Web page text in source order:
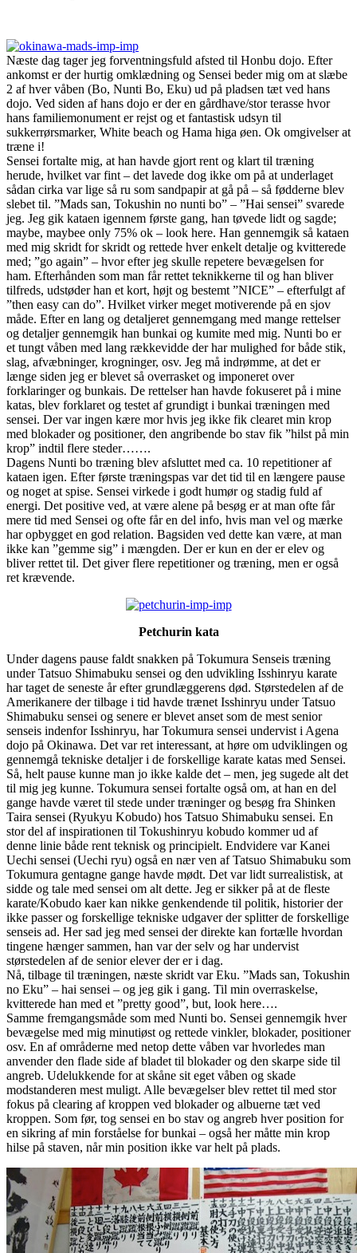
Næste dag tager jeg forventningsfuld afsted til Honbu dojo. Efter
ankomst er der hurtig omklædning og Sensei beder mig om at slæbe
2 af hver våben (Bo, Nunti Bo, Eku) ud på pladsen tæt ved hans
dojo. Ved siden af hans dojo er der en gårdhave/stor terasse hvor
hans familiemonument er rejst og et fantastisk udsyn til
sukkerrørsmarker, White beach og Hama higa øen. Ok omgivelser at
træne i!
Sensei fortalte mig, at han havde gjort rent og klart til træning
herude, hvilket var fint – det lavede dog ikke om på at underlaget
sådan cirka var lige så ru som sandpapir at gå på – så fødderne blev
slebet til. ”Mads san, Tokushin no nunti bo” – ”Hai sensei” svarede
jeg. Jeg gik kataen igennem første gang, han tøvede lidt og sagde;
maybe, maybee only 75% ok – look here. Han gennemgik så kataen
med mig skridt for skridt og rettede hver enkelt detalje og kvitterede
med; ”go again” – hvor efter jeg skulle repetere bevægelsen for
ham. Efterhånden som man får rettet teknikkerne til og han bliver
tilfreds, udstøder han et kort, højt og bestemt ”NICE” – efterfulgt af
”then easy can do”. Hvilket virker meget motiverende på en sjov
måde. Efter en lang og detaljeret gennemgang med mange rettelser
og detaljer gennemgik han bunkai og kumite med mig. Nunti bo er
et tungt våben med lang rækkevidde der har mulighed for både stik,
slag, afvæbninger, krogninger, osv. Jeg må indrømme, at det er
længe siden jeg er blevet så overrasket og imponeret over
forklaringer og bunkais. De rettelser han havde fokuseret på i mine
katas, blev forklaret og testet af grundigt i bunkai træningen med
sensei. Der var ingen kære mor hvis jeg ikke fik clearet min krop
med blokader og positioner, den angribende bo stav fik ”hilst på min
krop” indtil flere steder…….
Dagens Nunti bo træning blev afsluttet med ca. 10 repetitioner af
kataen igen. Efter første træningspas var det tid til en længere pause
og noget at spise. Sensei virkede i godt humør og stadig fuld af
energi. Det positive ved, at være alene på besøg er at man ofte får
mere tid med Sensei og ofte får en del info, hvis man vel og mærke
har opbygget en god relation. Bagsiden ved dette kan være, at man
ikke kan ”gemme sig” i mængden. Der er kun en der er elev og
bliver rettet til. Det giver flere repetitioner og træning, men er også
ret krævende.
Petchurin kata
Under dagens pause faldt snakken på Tokumura Senseis træning
under Tatsuo Shimabuku sensei og den udvikling Isshinryu karate
har taget de seneste år efter grundlæggerens død. Størstedelen af de
Amerikanere der tilbage i tid havde trænet Isshinryu under Tatsuo
Shimabuku sensei og senere er blevet anset som de mest senior
senseis indenfor Isshinryu, har Tokumura sensei undervist i Agena
dojo på Okinawa. Det var ret interessant, at høre om udviklingen og
gennemgå tekniske detaljer i de forskellige karate katas med Sensei.
Så, helt pause kunne man jo ikke kalde det – men, jeg sugede alt det
til mig jeg kunne. Tokumura sensei fortalte også om, at han en del
gange havde været til stede under træninger og besøg fra Shinken
Taira sensei (Ryukyu Kobudo) hos Tatsuo Shimabuku sensei. En
stor del af inspirationen til Tokushinryu kobudo kommer ud af
denne linie både rent teknisk og principielt. Endvidere var Kanei
Uechi sensei (Uechi ryu) også en nær ven af Tatsuo Shimabuku som
Tokumura gentagne gange havde mødt. Det var lidt surrealistisk, at
sidde og tale med sensei om alt dette. Jeg er sikker på at de fleste
karate/Kobudo kaer kan nikke genkendende til politik, historier der
ikke passer og forskellige tekniske udgaver der splitter de forskellige
senseis ad. Her sad jeg med sensei der direkte kan fortælle hvordan
tingene hænger sammen, han var der selv og har undervist
størstedelen af de senior elever der er i dag.
Nå, tilbage til træningen, næste skridt var Eku. ”Mads san, Tokushin
no Eku” – hai sensei – og jeg gik i gang. Til min overraskelse,
kvitterede han med et ”pretty good”, but, look here….
Samme fremgangsmåde som med Nunti bo. Sensei gennemgik hver
bevægelse med mig minutiøst og rettede vinkler, blokader, positioner
osv. En af områderne med netop dette våben var hvorledes man
anvender den flade side af bladet til blokader og den skarpe side til
angreb. Udelukkende for at skåne sit eget våben og skade
modstanderen mest muligt. Alle bevægelser blev rettet til med stor
fokus på clearing af kroppen ved blokader og albuerne tæt ved
kroppen. Som før, tog sensei en bo stav og angreb hver position for
en sikring af min forståelse for bunkai – også her måtte min krop
hilse på staven, når min position ikke var helt på plads.